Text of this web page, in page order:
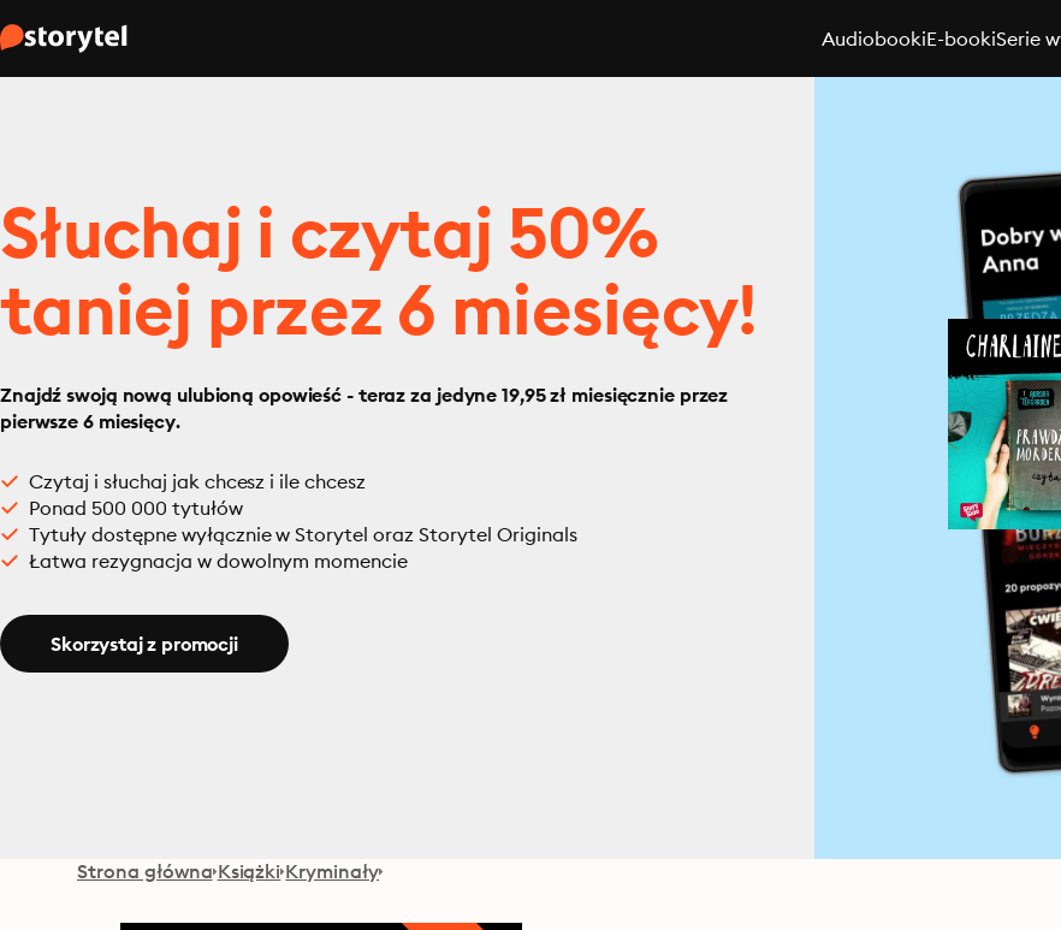
AudiobookiE-bookiSerie
Słuchaj i czytaj 50%
taniej przez 6 miesięcy!
Znajdź swoją nową ulubioną opowieść - teraz za jedyne 19,95 zł miesięcznie przez
pierwsze 6 miesięcy.
Czytaj i słuchaj jak chcesz i ile chcesz
Ponad 500 000 tytułów
Tytuły dostępne wyłącznie w Storytel oraz Storytel Originals
Łatwa rezygnacja w dowolnym momencie
Skorzystaj z promocji
Strona główna Książki Kryminały